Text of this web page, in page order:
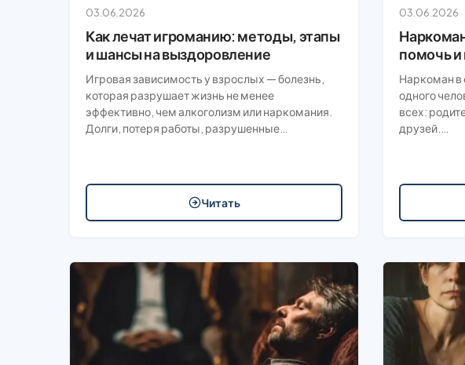
03.06.2026
Как лечат игроманию: методы, этапы
и шансы на выздоровление
Игровая зависимость у взрослых — болезнь,
которая разрушает жизнь не менее
эффективно, чем алкоголизм или наркомания.
Долги, потеря работы, разрушенные…
Читать
03.06.2026
помочь и
Наркоман в
одного
всех:
друзей.…